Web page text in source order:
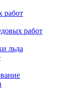
работ
работ
льда